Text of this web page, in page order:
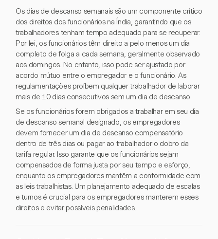
Os dias de descanso semanais são um componente crítico
dos direitos dos funcionários na Índia, garantindo que os
trabalhadores tenham tempo adequado para se recuperar.
Por lei, os funcionários têm direito a pelo menos um dia
completo de folga a cada semana, geralmente observado
aos domingos. No entanto, isso pode ser ajustado por
acordo mútuo entre o empregador e o funcionário. As
regulamentações proíbem qualquer trabalhador de laborar
mais de 10 dias consecutivos sem um dia de descanso.
Se os funcionários forem obrigados a trabalhar em seu dia
de descanso semanal designado, os empregadores
devem fornecer um dia de descanso compensatório
dentro de três dias ou pagar ao trabalhador o dobro da
tarifa regular. Isso garante que os funcionários sejam
compensados de forma justa por seu tempo e esforço,
enquanto os empregadores mantêm a conformidade com
as leis trabalhistas. Um planejamento adequado de escalas
e turnos é crucial para os empregadores manterem esses
direitos e evitar possíveis penalidades.